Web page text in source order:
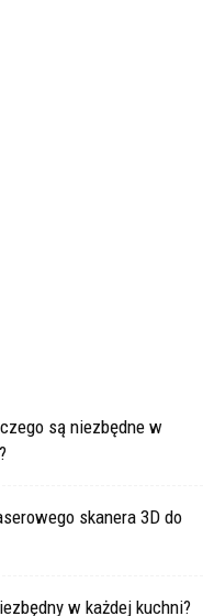
są niezbędne w
skanera 3D do
w każdej kuchni?